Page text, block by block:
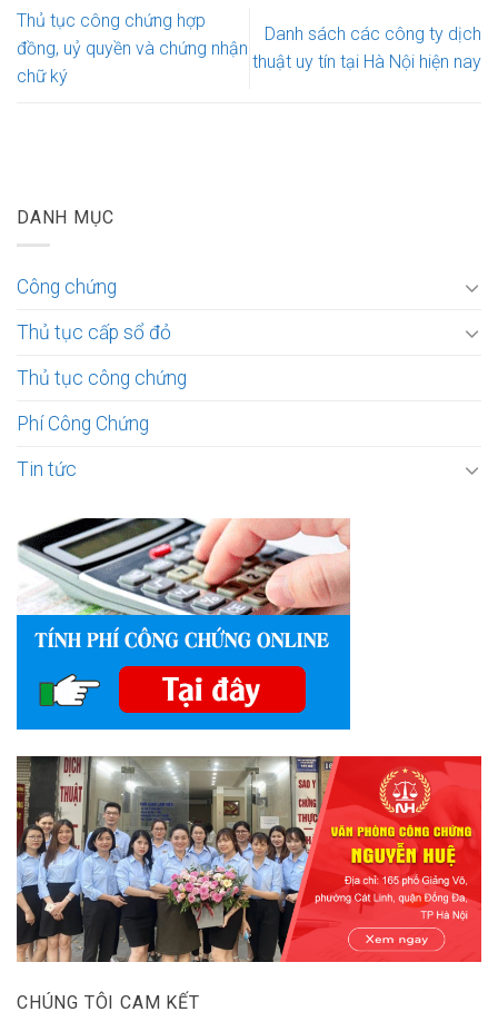
Thủ tục công chứng hợp
đồng, uỷ quyền và chứng nhận
chữ ký
Danh sách các công ty dịch
thuật uy tín tại Hà Nội hiện nay
DANH MỤC
Công chứng
Thủ tục cấp sổ đỏ
Thủ tục công chứng
Phí Công Chứng
Tin tức
CHÚNG TÔI CAM KẾT